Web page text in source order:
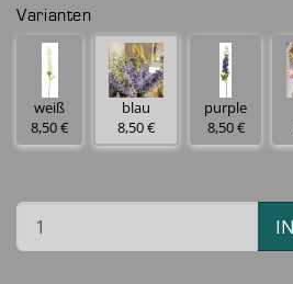
Varianten
weiß
8,50 €
blau
8,50 €
purple
8,50 €